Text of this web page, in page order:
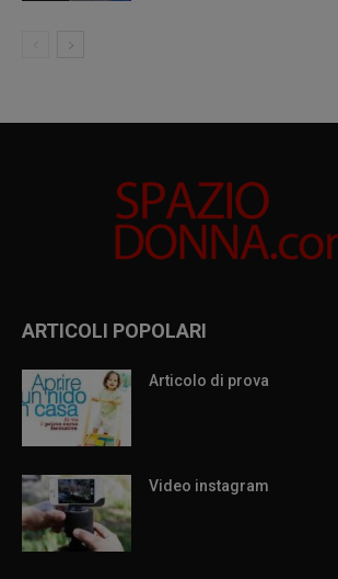
ARTICOLI POPOLARI
Articolo di prova
Video instagram